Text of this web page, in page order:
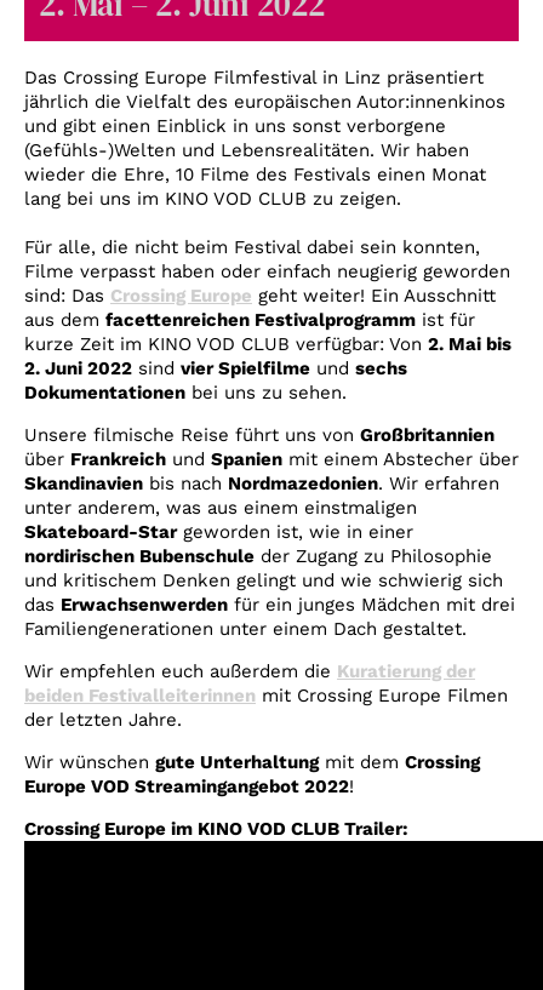
Account
Das Crossing Europe Filmfestival in Linz präsentiert
jährlich die Vielfalt des europäischen Autor:innenkinos
und gibt einen Einblick in uns sonst verborgene
(Gefühls-)Welten und Lebensrealitäten. Wir haben
wieder die Ehre, 10 Filme des Festivals einen Monat
lang bei uns im KINO VOD CLUB zu zeigen.
Für alle, die nicht beim Festival dabei sein konnten,
Filme verpasst haben oder einfach neugierig geworden
sind: Das Crossing Europe geht weiter! Ein Ausschnitt
aus dem facettenreichen Festivalprogramm ist für
kurze Zeit im KINO VOD CLUB verfügbar: Von 2. Mai bis
2. Juni 2022 sind vier Spielfilme und sechs
Dokumentationen bei uns zu sehen.
Unsere filmische Reise führt uns von Großbritannien
über Frankreich und Spanien mit einem Abstecher über
Skandinavien bis nach Nordmazedonien. Wir erfahren
unter anderem, was aus einem einstmaligen
Skateboard-Stargeworden ist, wie in einer
nordirischen Bubenschule der Zugang zu Philosophie
und kritischem Denken gelingt und wie schwierig sich
das Erwachsenwerden für ein junges Mädchen mit drei
Familiengenerationen unter einem Dach gestaltet.
Wir empfehlen euch außerdem die Kuratierung der
beiden Festivalleiterinnen mit Crossing Europe Filmen
der letzten Jahre.
Wir wünschen gute Unterhaltungmit dem Crossing
Europe VOD Streamingangebot 2022!
Crossing Europe im KINO VOD CLUB Trailer: